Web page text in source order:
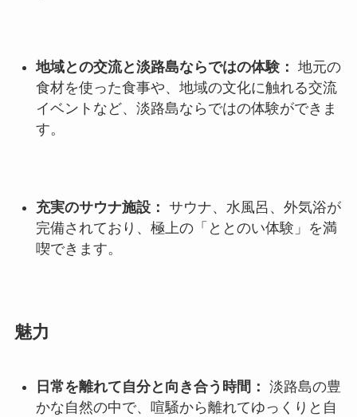
地域との交流と淡路島ならではの体験： 地元の
食材を使った食事や、地域の文化に触れる交流
イベントなど、淡路島ならではの体験ができま
す。
充実のサウナ施設： サウナ、水風呂、外気浴が
完備されており、極上の「ととのい体験」を満
喫できます。
魅力
日常を離れて自分と向き合う時間： 淡路島の豊
かな自然の中で、喧騒から離れてゆっくりと自